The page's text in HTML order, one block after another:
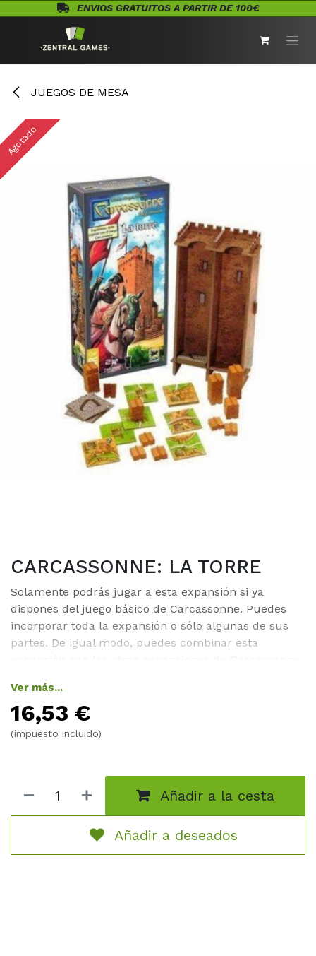
Ir al contenidoENVIOS GRATUITOS A PARTIR DE 100€
JUEGOS DE MESA
Agotado
CARCASSONNE: LA TORRE
Solamente podrás jugar a esta expansión si ya
dispones del juego básico de Carcassonne. Puedes
incorporar toda la expansión o sólo algunas de sus
partes. De igual modo, puedes combinar esta
piezas de torre de madera de un único color • 1
dispensador de losetas en forma de torre
Ver más...
16,53 €
(impuesto incluido)
Añadir a la cesta
Añadir a deseados